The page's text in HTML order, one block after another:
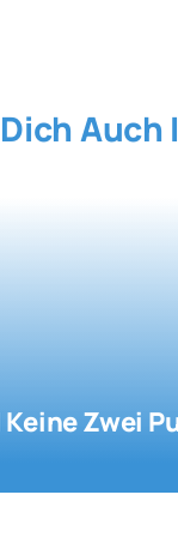
Keine Zwei